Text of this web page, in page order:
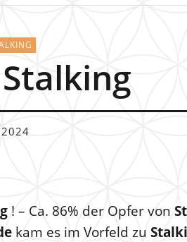
! – Ca. 86% der Opfer von
kam es im Vorfeld zu